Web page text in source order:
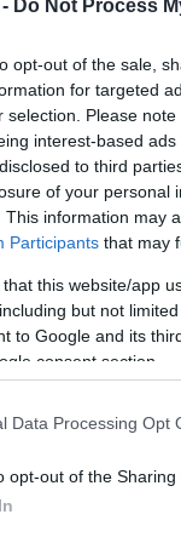
Do Not Process
opt-out of the sale,
for targeted
selection. Please
interest-based
to third
of your personal
This information may
Participants that may
that this website/app
but not
to Google and its
consent section.
Data Processing Opt
opt-out of the
Patrick
interjúkat adott
két éve van
vagy addig él,
ellenszerét.
a
arra, hogy a
hat
Dancing című
alakítást